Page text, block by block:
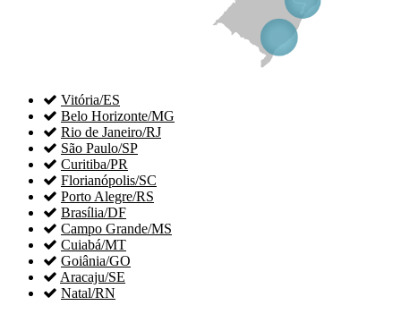
 Vitória/ES
 Belo Horizonte/MG
 Rio de Janeiro/RJ
 São Paulo/SP
 Curitiba/PR
 Florianópolis/SC
 Porto Alegre/RS
 Brasília/DF
 Campo Grande/MS
 Cuiabá/MT
 Goiânia/GO
 Aracaju/SE
 Natal/RN